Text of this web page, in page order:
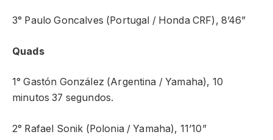
3° Paulo Goncalves (Portugal / Honda CRF), 8’46”
Quads
1° Gastón González (Argentina / Yamaha), 10
minutos 37 segundos.
2° Rafael Sonik (Polonia / Yamaha), 11’10”